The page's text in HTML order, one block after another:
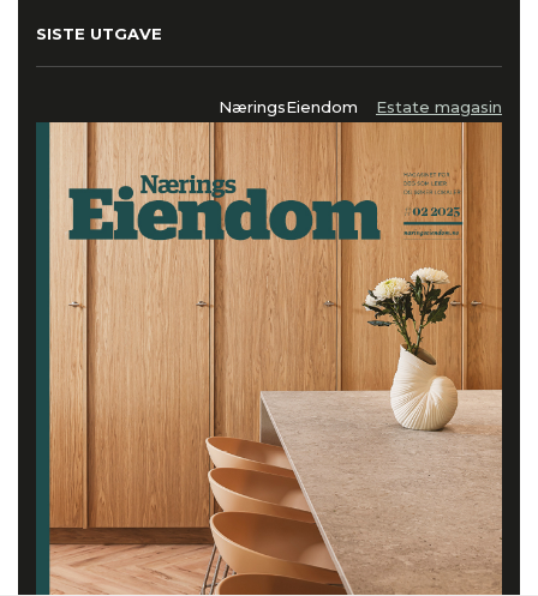
SISTE UTGAVE
NæringsEiendom Estate magasin